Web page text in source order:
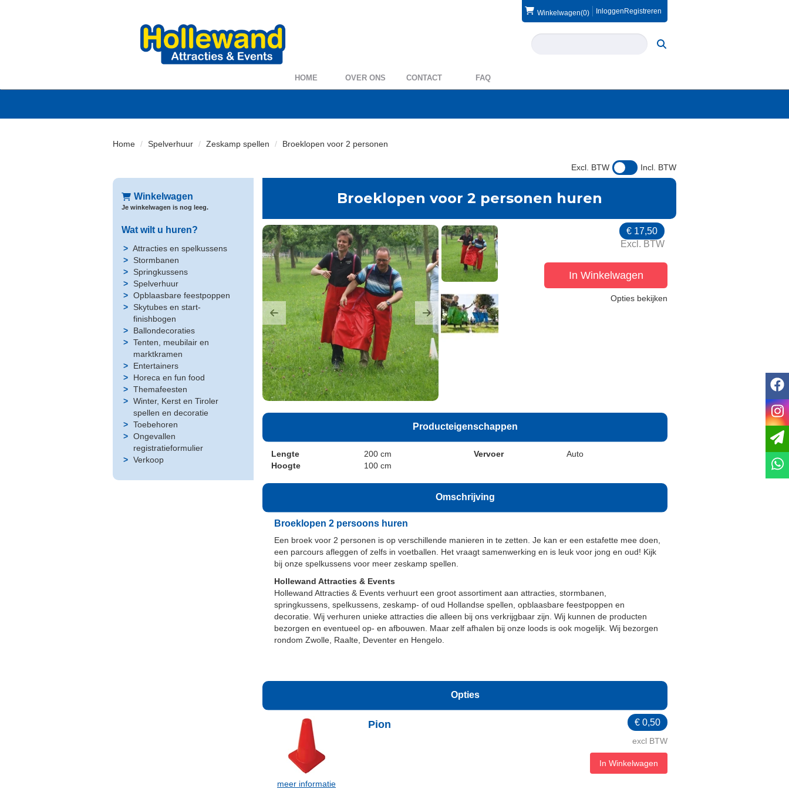
Winkelwagen(0) Inloggen Registreren
HOME OVER ONS CONTACT FAQ
Home Spelverhuur Zeskamp spellen Broeklopen voor 2 personen
Excl. BTW Incl. BTW
Winkelwagen
Je winkelwagen is nog leeg.
Wat wilt u huren?
Attracties en spelkussens
Stormbanen
Springkussens
Spelverhuur
Opblaasbare feestpoppen
Skytubes en start-
finishbogen
Ballondecoraties
Tenten, meubilair en
marktkramen
Entertainers
Horeca en fun food
Themafeesten
Winter, Kerst en Tiroler
spellen en decoratie
Toebehoren
Ongevallen
registratieformulier
Verkoop
Broeklopen voor 2 personen huren
Previous Next
€ 17,50
Excl. BTW
In Winkelwagen
Opties bekijken
Producteigenschappen
Lengte
200 cm
Hoogte
100 cm
Vervoer Auto
Omschrijving
Broeklopen 2 persoons huren
Een broek voor 2 personen is op verschillende manieren in te zetten. Je kan er een estafette mee doen,
een parcours afleggen of zelfs in voetballen. Het vraagt samenwerking en is leuk voor jong en oud! Kijk
bij onze spelkussens voor meer zeskamp spellen.
Hollewand Attracties & Events
Hollewand Attracties & Events verhuurt een groot assortiment aan attracties, stormbanen,
springkussens, spelkussens, zeskamp- of oud Hollandse spellen, opblaasbare feestpoppen en
decoratie. Wij verhuren unieke attracties die alleen bij ons verkrijgbaar zijn. Wij kunnen de producten
bezorgen en eventueel op- en afbouwen. Maar zelf afhalen bij onze loods is ook mogelijk. Wij bezorgen
rondom Zwolle, Raalte, Deventer en Hengelo.
Opties
meer informatie
€ 0,50
excl BTW
In Winkelwagen
Pion